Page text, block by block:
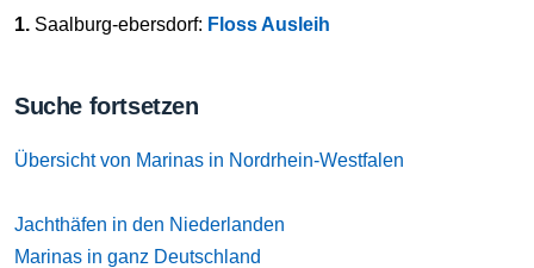
1. Saalburg-ebersdorf: Floss Ausleih
Suche fortsetzen
Übersicht von Marinas in Nordrhein-Westfalen
Jachthäfen in den Niederlanden
Marinas in ganz Deutschland